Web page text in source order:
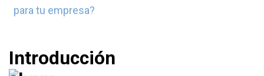
para tu empresa?
Introducción